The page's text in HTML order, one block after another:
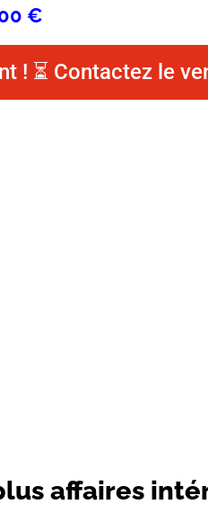
€
! ⏳ Contactez le
affaires